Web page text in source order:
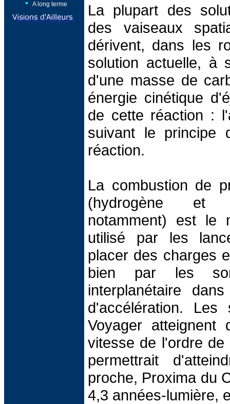
A long terme
La plupart des
des vaiseaux
dérivent, dans les
solution actuelle, à
d'une masse de
énergie cinétique
de cette réaction :
suivant le principe
réaction.
La combustion de
(hydrogène et
notamment) est le
utilisé par les
placer des charges
bien par les
interplanétaire
d'accélération. Les
Voyager
vitesse de l'ordre
permettrait
proche, Proxima du
4,3 années-lumière,